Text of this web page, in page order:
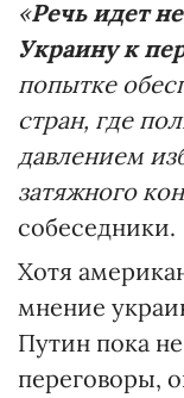
«Речь идет
Украину к
попытке
стран, где
давлением
затяжного
собеседники.
Хотя
мнение
Путин пока
переговоры,